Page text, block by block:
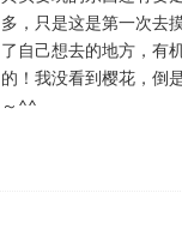
多，只是这是第一次去
了自己想去的地方，有
的！我没看到樱花，倒
～^^